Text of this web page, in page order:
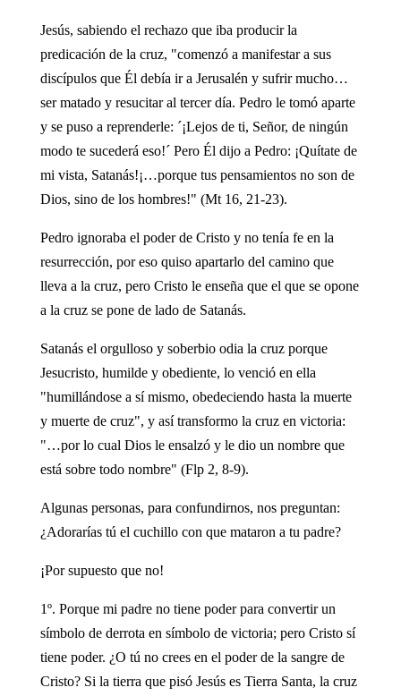
Jesús, sabiendo el rechazo que iba producir la
predicación de la cruz, "comenzó a manifestar a sus
discípulos que Él debía ir a Jerusalén y sufrir mucho…
ser matado y resucitar al tercer día. Pedro le tomó aparte
y se puso a reprenderle: ´¡Lejos de ti, Señor, de ningún
modo te sucederá eso!´ Pero Él dijo a Pedro: ¡Quítate de
mi vista, Satanás!¡…porque tus pensamientos no son de
Dios, sino de los hombres!" (Mt 16, 21-23).
Pedro ignoraba el poder de Cristo y no tenía fe en la
resurrección, por eso quiso apartarlo del camino que
lleva a la cruz, pero Cristo le enseña que el que se opone
a la cruz se pone de lado de Satanás.
Satanás el orgulloso y soberbio odia la cruz porque
Jesucristo, humilde y obediente, lo venció en ella
"humillándose a sí mismo, obedeciendo hasta la muerte
y muerte de cruz", y así transformo la cruz en victoria:
"…por lo cual Dios le ensalzó y le dio un nombre que
está sobre todo nombre" (Flp 2, 8-9).
Algunas personas, para confundirnos, nos preguntan:
¿Adorarías tú el cuchillo con que mataron a tu padre?
¡Por supuesto que no!
1º. Porque mi padre no tiene poder para convertir un
símbolo de derrota en símbolo de victoria; pero Cristo sí
tiene poder. ¿O tú no crees en el poder de la sangre de
Cristo? Si la tierra que pisó Jesús es Tierra Santa, la cruz